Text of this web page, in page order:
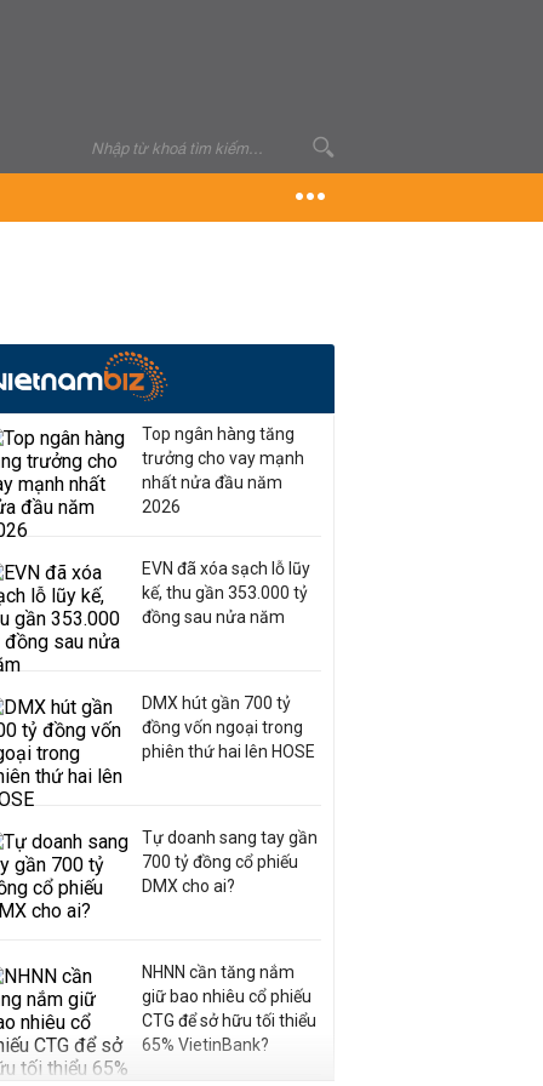
Top ngân hàng tăng
trưởng cho vay mạnh
nhất nửa đầu năm
2026
EVN đã xóa sạch lỗ lũy
kế, thu gần 353.000 tỷ
đồng sau nửa năm
DMX hút gần 700 tỷ
đồng vốn ngoại trong
phiên thứ hai lên HOSE
Tự doanh sang tay gần
700 tỷ đồng cổ phiếu
DMX cho ai?
NHNN cần tăng nắm
giữ bao nhiêu cổ phiếu
CTG để sở hữu tối thiểu
65% VietinBank?